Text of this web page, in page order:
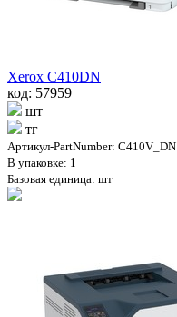
Xerox C410DN
код: 57959
шт
тг
Артикул-PartNumber: C410V_DN
В упаковке: 1
Базовая единица: шт